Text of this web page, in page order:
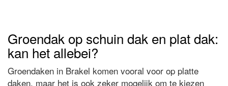
Groendak op schuin dak en plat dak:
kan het allebei?
Groendaken in Brakel komen vooral voor op platte
daken, maar het is ook zeker mogelijk om te kiezen